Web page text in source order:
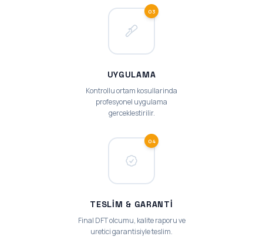
03
UYGULAMA
Kontrollu ortam kosullarinda
profesyonel uygulama
gerceklestirilir.
04
TESLIM & GARANTI
Final DFT olcumu, kalite raporu ve
uretici garantisiyle teslim.